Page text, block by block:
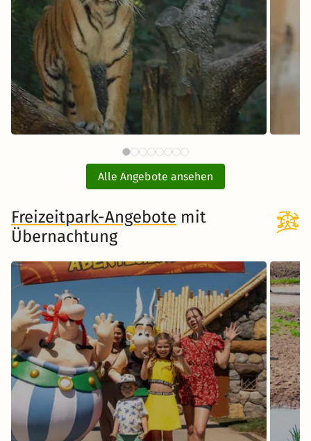
ab59 €
Tiergarten Nürnberg mit Hotel
inkl. Übernachtung und Frühstück
Zum Angebot
Alle Angebote ansehen
Freizeitpark-Angebote mit
Übernachtung